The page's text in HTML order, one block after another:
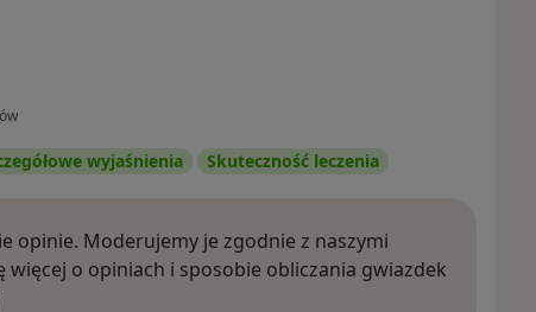
wyjaśnienia Skuteczność leczenia
opinie. Moderujemy je zgodnie z naszymi
więcej o opiniach i sposobie obliczania gwiazdek